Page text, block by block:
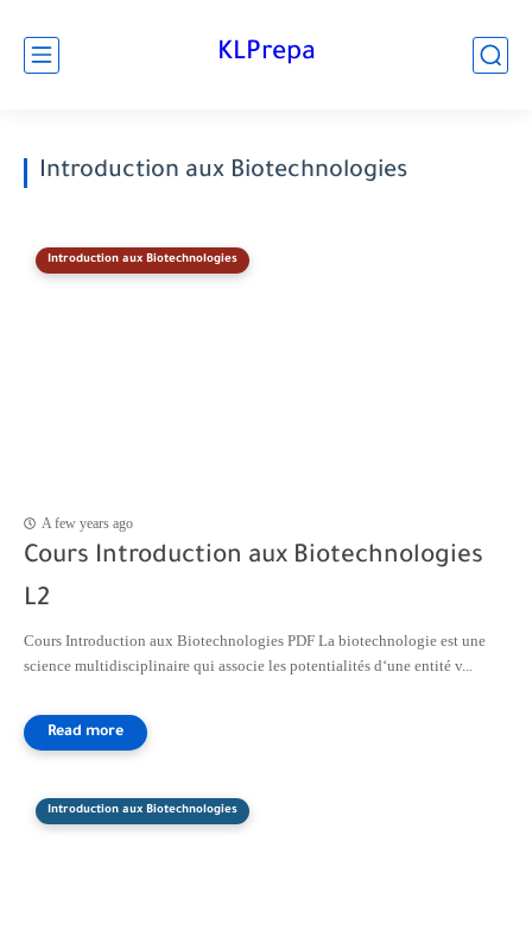
KLPrepa
Introduction aux Biotechnologies
Introduction aux Biotechnologies
A few years ago
Cours Introduction aux Biotechnologies
L2
Cours Introduction aux Biotechnologies PDF La biotechnologie est une
science multidisciplinaire qui associe les potentialités d‘une entité v...
Introduction aux Biotechnologies